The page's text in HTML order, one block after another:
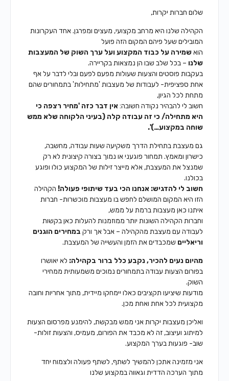
שלום חברות יקרות,
הקהילה שלנו היא מרחב מקצועי, מעצים ומפרגן. אחד העקרונות
המובילים שעל פיהם המקום הזה פועל
הוא שמירה על כבוד המקצוע ועל ערך השוק של המעצבות
שלנו – בכל שלב שבו הן נמצאות בקריירה.
בעקבות פוסטים והצעות שעולות מפעם לפעם ובלי לדבר על אף
אחת ספציפית- לעבודות של מעצבות 'מתחילות' בתמחורים שהם
מתחת לכל הגיון,
חשוב לי להבהיר נקודה חשובה: אין דבר כזה 'מחיר רצפה כי
היא מתחילה/ כי זה עבודה קלה (בעיני הלקוחה שלא ממש
שוחה במקצוע…)'.
גם מעצבת בתחילת הדרך משקיעה שעות עבודה, מחשבה,
כישרון ומאמץ. תמחור פוגעני או נמוך בצורה קיצונית לא רק
שמנצל את המעצבת, אלא מייצר זילות של המקצוע כולו ופוגע
בכולנו.
חשוב לי להדגיש: אנחנו הכי בעד שיתופי פעולה! הקהילה
הזו היא המקום המושלם לחפש בו מעצבות מוכשרות- חברות
איתנו כאן מעצבות ברמת על ממש,
וחברות הקהילה השונות יותר ממוזמנות להעלות כאן בקשות
לעבודה עם מעצבת מהקהילה – אבל אך ורק במחירים הוגנים
וריאליים שמכבדים את הזמן והעשייה של המעצבת.
מהיום נעים להכיר, נקבע כלל ברור בקהילה: לא יאושרו
בפורום הצעות עבודה בתמחורים נמוכים משמעותית ממחירי
השוק.
מודעות שיציעו תקציבים כאלו יימחקו מיידית, מתוך אחריות וחובה
מקצועית לכל אחת ואחת מכן.
ואליכן מעצבות יקרות אני ממש מבקשת, להימנע מפרסום הצעות
למיתוג ועיצוב, זה לא מכבד את הפורום, מעמיס, והצעות זולות-
שוב- פוגעות בערך המקצוע.
אני מזמינה אתכן להמשיך לשתף, לשתף פעולה ולצמוח יחד
מתוך הערכה הדדית וגאווה במקצוע שלנו